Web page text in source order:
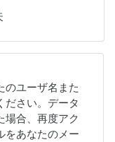
のユーザ名また
ださい。データ
場合、再度アク
をあなたのメー